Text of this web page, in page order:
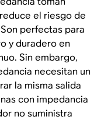
el riesgo de
perfectas para
y duradero en
Sin embargo,
necesitan un
la misma salida
con impedancia
no suministra